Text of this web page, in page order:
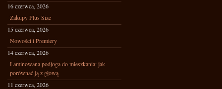
16 czerwca, 2026
Zakupy Plus Size
15 czerwca, 2026
Nowości i Premiery
14 czerwca, 2026
Laminowana podłoga do mieszkania: jak
porównać ją z głową
11 czerwca, 2026